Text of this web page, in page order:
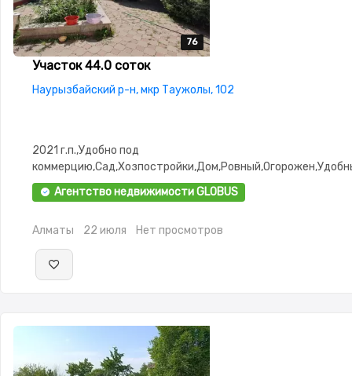
76
76
76
76
76
Участок 44.0 соток
Наурызбайский р-н, мкр Таужолы, 102
2021 г.п.,Удобно под
въезд,Выкуплен,Госакт,Все документы
Агентство недвижимости GLOBUS
Алматы 22 июля Нет просмотров